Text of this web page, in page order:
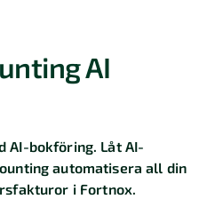
AI
AI-bokföring. Låt AI-
automatisera all din
i Fortnox.